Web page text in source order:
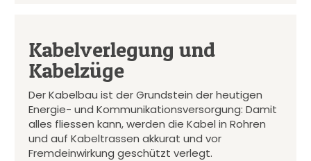
Kabelverlegung und
Kabelzüge
Der Kabelbau ist der Grundstein der heutigen
Energie- und Kommunikationsversorgung: Damit
alles fliessen kann, werden die Kabel in Rohren
und auf Kabeltrassen akkurat und vor
Fremdeinwirkung geschützt verlegt.